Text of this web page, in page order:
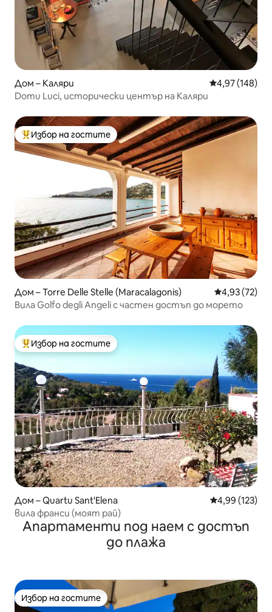
Дом – Каляри Средна
4,97 (148)
Domu Luci, исторически център на Каляри
Най-популярен избор на гостите
Избор на гостите
Дом – Torre Delle Stelle (Maracalagonis) Средна
4,93 (72)
Вила Golfo degli Angeli с частен достъп до морето
Най-популярен избор на гостите
Избор на гостите
Дом – Quartu Sant'Elena Средна
4,99 (123)
вила франси (моят рай)
Апартаменти под наем с достъп
до плажа
Избор на гостите
Избор на гостите